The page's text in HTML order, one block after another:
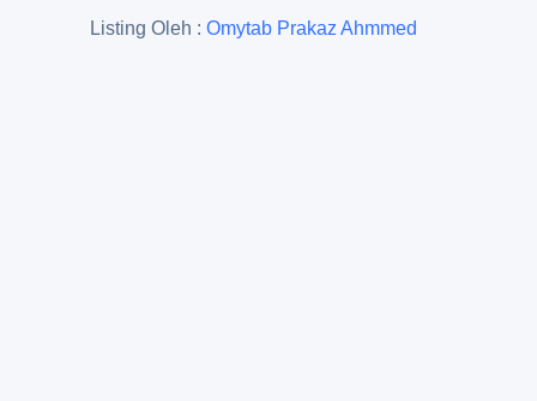
Listing Oleh : Omytab Prakaz Ahmmed